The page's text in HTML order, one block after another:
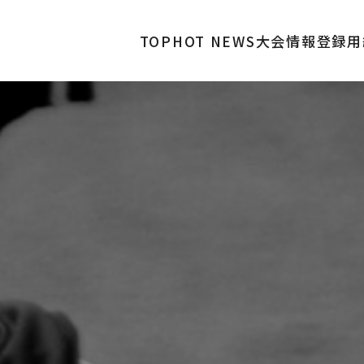
TOP HOT NEWS大会情報登録